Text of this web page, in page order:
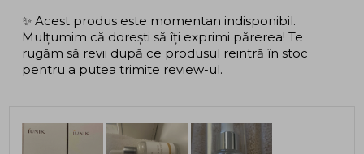
✨ Acest produs este momentan indisponibil.
Mulțumim că dorești să îți exprimi părerea! Te
rugăm să revii după ce produsul reintră în stoc
pentru a putea trimite review-ul.